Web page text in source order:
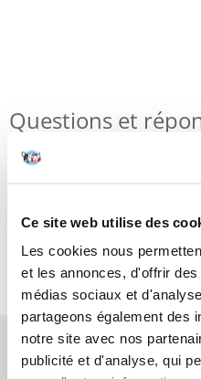
Ce site web utilise des
Les cookies nous
et les annonces, d'offrir
médias sociaux et
partageons également des
notre site avec nos
publicité et d'analyse, qui
Questions et
Critiques
Photos supplémentaires
AVANT L'ACHAT